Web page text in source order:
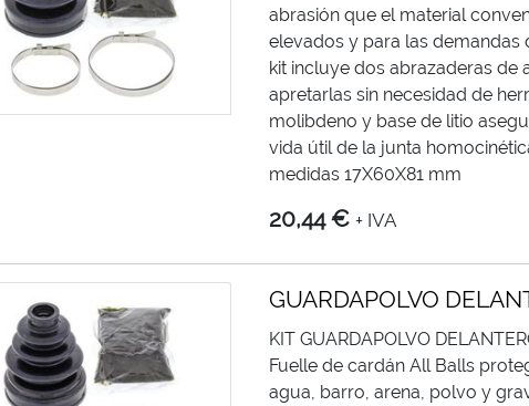
abrasión que el material
elevados y para las demandas
kit incluye dos abrazaderas de
apretarlas sin necesidad de
molibdeno y base de litio
vida útil de la junta
medidas 17X60X81 mm
20,44 € + IVA
GUARDAPOLVO
KIT GUARDAPOLVO
Fuelle de cardán All Balls
agua, barro, arena, polvo y